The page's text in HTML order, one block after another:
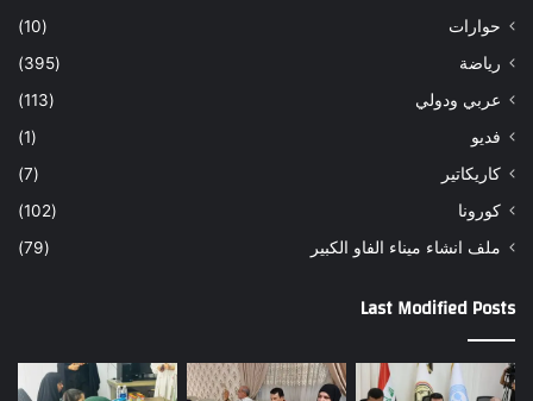
حوارات
(10)
رياضة
(395)
عربي ودولي
(113)
فديو
(1)
كاريكاتير
(7)
كورونا
(102)
ملف انشاء ميناء الفاو الكبير
(79)
Last Modified Posts